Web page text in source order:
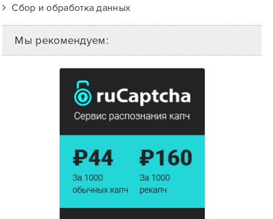
Сбор и обработка данных
Мы рекомендуем: